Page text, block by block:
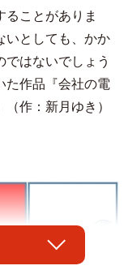
ことがありま
いとしても、かか
ではないでしょう
た作品『会社の電
作：新月ゆき）